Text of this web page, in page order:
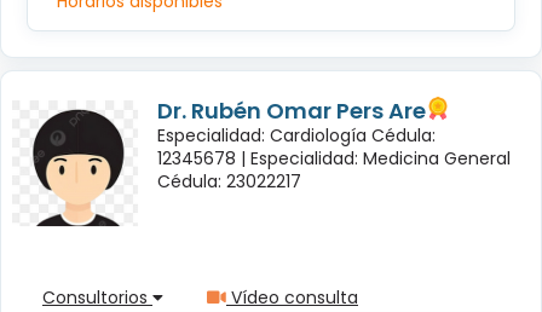
Dr. Rubén Omar Pers Are
Especialidad: Cardiología Cédula:
12345678 | Especialidad: Medicina General
Cédula: 23022217
Consultorios Vídeo consulta